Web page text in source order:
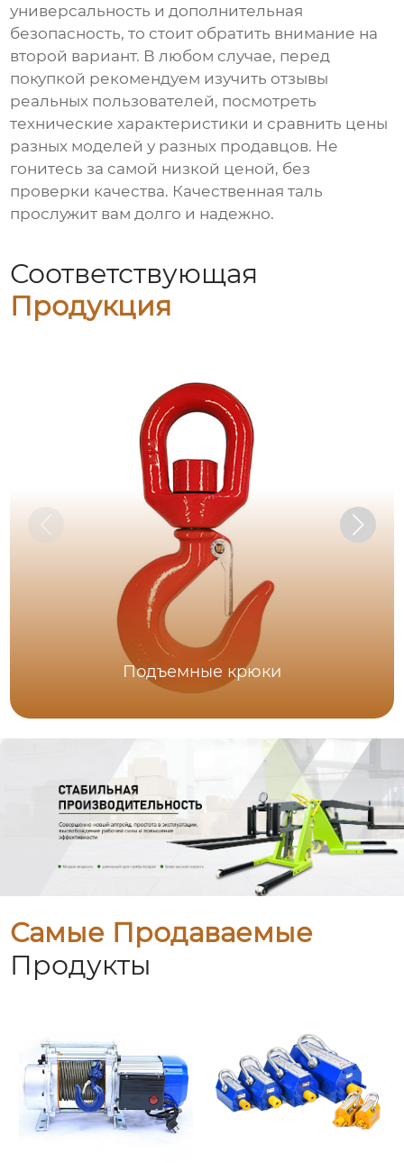
универсальность и дополнительная
безопасность, то стоит обратить внимание на
второй вариант. В любом случае, перед
покупкой рекомендуем изучить отзывы
реальных пользователей, посмотреть
технические характеристики и сравнить цены
разных моделей у разных продавцов. Не
гонитесь за самой низкой ценой, без
проверки качества. Качественная таль
прослужит вам долго и надежно.
Соответствующая
Продукция
Подъемные крюки
Самые Продаваемые
Продукты